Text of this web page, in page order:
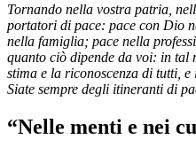
Tornando nella vostra patria,
portatori di pace: pace con Dio
nella famiglia; pace nella
quanto ciò dipende da voi: in tal
stima e la riconoscenza di tutti,
Siate sempre degli itineranti di
“Nelle menti e nei